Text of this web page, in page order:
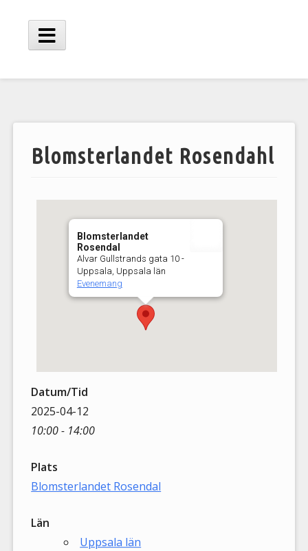
innehåll
Huvudmeny
Blomsterlandet Rosendahl
Blomsterlandet
Rosendal
Alvar Gullstrands gata 10 -
Uppsala, Uppsala län
Evenemang
Datum/Tid
2025-04-12
10:00 - 14:00
Plats
Blomsterlandet Rosendal
Län
Uppsala län